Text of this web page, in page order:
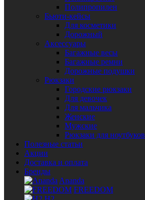
Полипропилен
Бьюти-кейсы
Для косметики
Дорожный
Аксессуары
Багажные весы
Багажные ремни
Дорожные подушки
Рюкзаки
Городские рюкзаки
Для девочек
Для мальчика
Женские
Мужские
Рюкзаки для ноутбуков
Полезные статьи
Акции
Доставка и оплата
Бренды
Ananda
FREEDOM